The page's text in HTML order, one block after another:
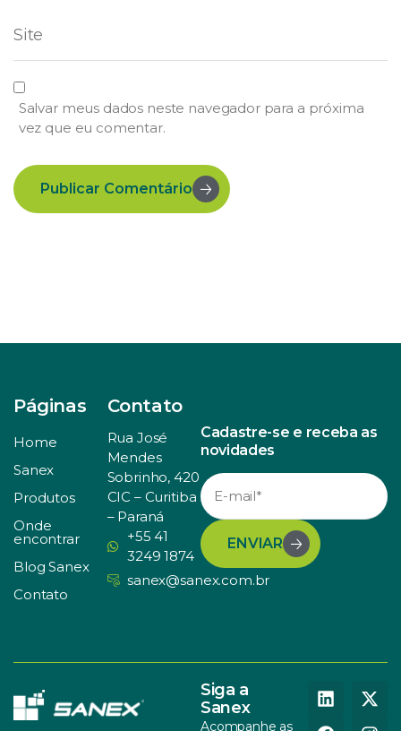
Salvar meus dados neste navegador para a próxima
vez que eu comentar.
Publicar Comentário
Páginas
Home
Sanex
Produtos
Onde
encontrar
Blog Sanex
Contato
Contato
Rua José
Mendes
Sobrinho, 420
CIC – Curitiba
– Paraná
+55 41
3249 1874
sanex@sanex.com.br
Cadastre-se e receba as
novidades
ENVIAR
Siga a
Sanex
Acompanhe as